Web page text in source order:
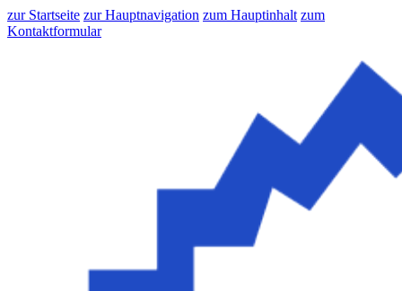
zur Startseite zur Hauptnavigation zum Hauptinhalt zum
Kontaktformular